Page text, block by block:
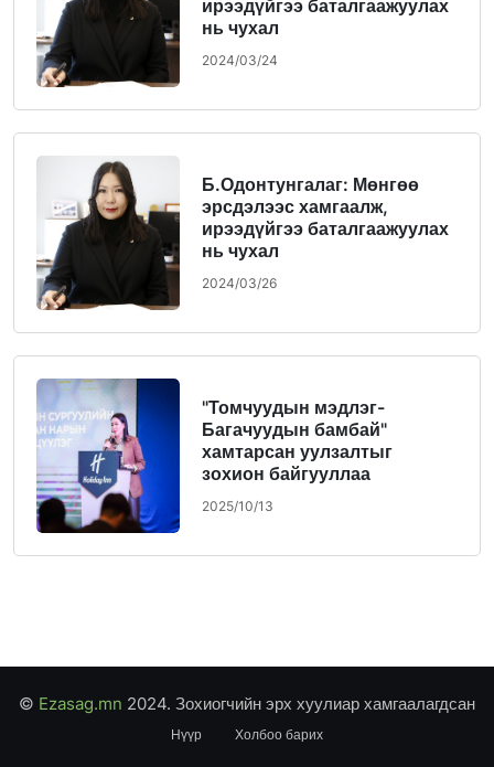
ирээдүйгээ баталгаажуулах
нь чухал
2024/03/24
Б.Одонтунгалаг: Мөнгөө
эрсдэлээс хамгаалж,
ирээдүйгээ баталгаажуулах
нь чухал
2024/03/26
"Томчуудын мэдлэг-
Багачуудын бамбай"
хамтарсан уулзалтыг
зохион байгууллаа
2025/10/13
© Ezasag.mn 2024. Зохиогчийн эрх хуулиар хамгаалагдсан
Нүүр Холбоо барих